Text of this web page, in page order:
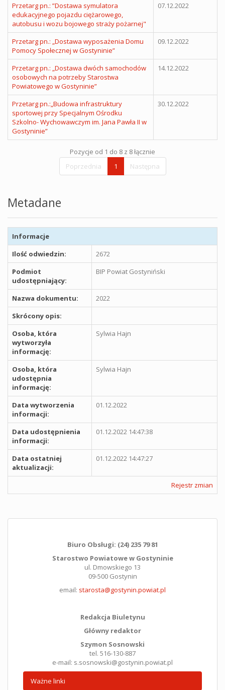
Przetarg pn.: ”Dostawa symulatora
edukacyjnego pojazdu ciężarowego,
autobusu i wozu bojowego straży pożarnej"
07.12.2022
Przetarg pn.: „Dostawa wyposażenia Domu
Pomocy Społecznej w Gostyninie”
09.12.2022
Przetarg pn.: „Dostawa dwóch samochodów
osobowych na potrzeby Starostwa
Powiatowego w Gostyninie”
14.12.2022
Przetarg pn.:„Budowa infrastruktury
sportowej przy Specjalnym Ośrodku
Szkolno- Wychowawczym im. Jana Pawła II w
Gostyninie”
30.12.2022
Pozycje od 1 do 8 z 8 łącznie
Poprzednia
1 Następna
Metadane
Informacje
Ilość odwiedzin:
2672
Podmiot
udostępniający:
BIP Powiat Gostyniński
Nazwa dokumentu:
2022
Skrócony opis:
Osoba, która
wytworzyła
informację:
Sylwia Hajn
Osoba, która
udostępnia
informację:
Sylwia Hajn
Data wytworzenia
informacji:
01.12.2022
Data udostępnienia
informacji:
01.12.2022 14:47:38
Data ostatniej
aktualizacji:
01.12.2022 14:47:27
Rejestr zmian
Biuro Obsługi: (24) 235 79 81
Starostwo Powiatowe w Gostyninie
ul. Dmowskiego 13
09-500 Gostynin
email: starosta@gostynin.powiat.pl
Redakcja Biuletynu
Główny redaktor
Szymon Sosnowski
tel. 516-130-887
e-mail: s.sosnowski@gostynin.powiat.pl
Ważne linki